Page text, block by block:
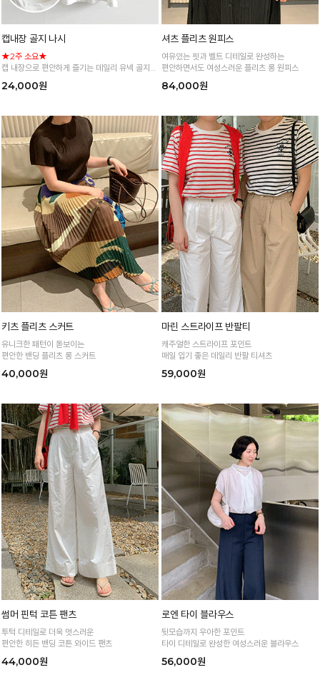
캡내장 골지 나시
★2주 소요★
캡 내장으로 편안하게 즐기는 데일리 유넥 골지
24,000원
셔츠 플리츠 원피스
여유있는 핏과 벨트 디테일로 완성하는
편안하면서도 여성스러운 플리츠 롱 원피스
84,000원
키츠 플리츠 스커트
유니크한 패턴이 돋보이는
편안한 밴딩 플리츠 롱 스커트
40,000원
마린 스트라이프 반팔티
캐주얼한 스트라이프 포인트
매일 입기 좋은 데일리 반팔 티셔츠
59,000원
썸머 핀턱 코튼 팬츠
투턱 디테일로 더욱 멋스러운
편안한 히든 밴딩 코튼 와이드 팬츠
44,000원
로엔 타이 블라우스
뒷모습까지 우아한 포인트
타이 디테일로 완성한 여성스러운 블라우스
56,000원